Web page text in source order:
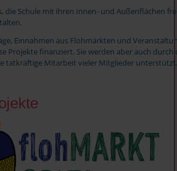
die Schule mit ihren Innen- und Außenflächen
Einnahmen aus Flohmärkten und
Projekte finanziert. Sie werden aber auch durch
tatkräftige Mitarbeit vieler Mitglieder